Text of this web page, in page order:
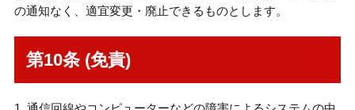
の通知なく、適宜変更・廃止できるものとします。
第10条 (免責)